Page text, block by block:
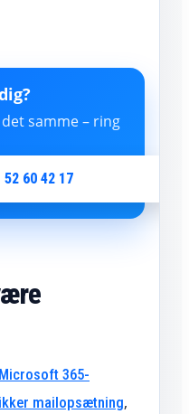
samme – ring
52 60 42 17
Microsoft 365-
mailopsætning,